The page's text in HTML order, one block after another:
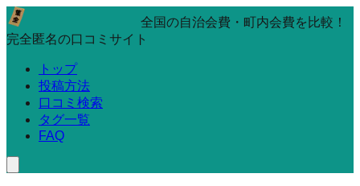
全国の自治会費・町内会費を比較！
完全匿名の口コミサイト
トップ
投稿方法
口コミ検索
タグ一覧
FAQ